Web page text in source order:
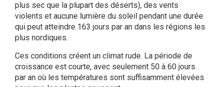
plus sec que la plupart des déserts), des vents
violents et aucune lumière du soleil pendant une durée
qui peut atteindre 163 jours par an dans les régions les
plus nordiques.
Ces conditions créent un climat rude. La période de
croissance est courte, avec seulement 50 à 60 jours
par an où les températures sont suffisamment élevées